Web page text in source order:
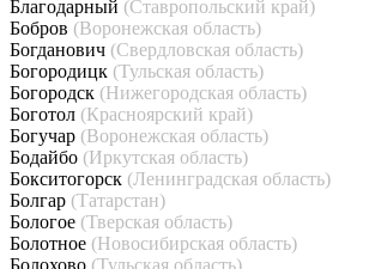
Благодарный (Ставропольский край)
Бобров (Воронежская область)
Богданович (Свердловская область)
Богородицк (Тульская область)
Богородск (Нижегородская область)
Боготол (Красноярский край)
Богучар (Воронежская область)
Бодайбо (Иркутская область)
Бокситогорск (Ленинградская область)
Болгар (Татарстан)
Бологое (Тверская область)
Болотное (Новосибирская область)